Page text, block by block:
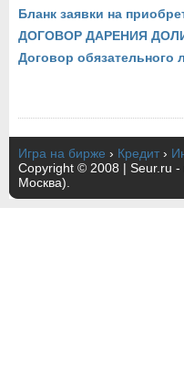
Бланк заявки на
ДОГОВОР ДАРЕНИЯ
Договор обязательного
Игра на бирже › Кредит ›
Copyright © 2008 | Seur.ru -
Москва).